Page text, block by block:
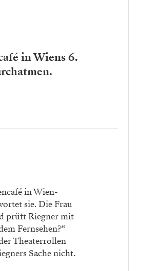
in Wiens 6.
in Wien-
sie. Die Frau
prüft Riegner mit
Fernsehen?“
Theaterrollen
Sache nicht.